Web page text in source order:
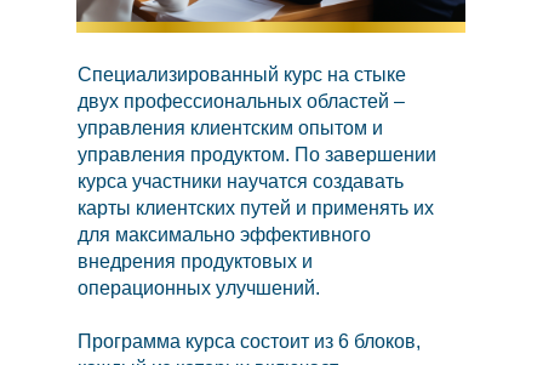
Специализированный курс на стыке
двух профессиональных областей –
управления клиентским опытом и
управления продуктом. По завершении
курса участники научатся создавать
карты клиентских путей и применять их
для максимально эффективного
внедрения продуктовых и
операционных улучшений.
Программа курса состоит из 6 блоков,